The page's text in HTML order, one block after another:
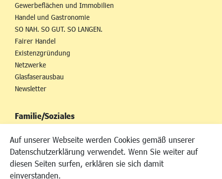
Auf unserer Webseite werden Cookies gemäß unserer
Datenschutzerklärung verwendet. Wenn Sie weiter auf
diesen Seiten surfen, erklären sie sich damit
einverstanden.
Gewerbeflächen und Immobilien
Handel und Gastronomie
SO NAH. SO GUT. SO LANGEN.
Fairer Handel
Existenzgründung
Netzwerke
Glasfaserausbau
Newsletter
Familie/Soziales
Kinderbetreuung
Kinder und Jugend
Institutionen für Familien
Frauen